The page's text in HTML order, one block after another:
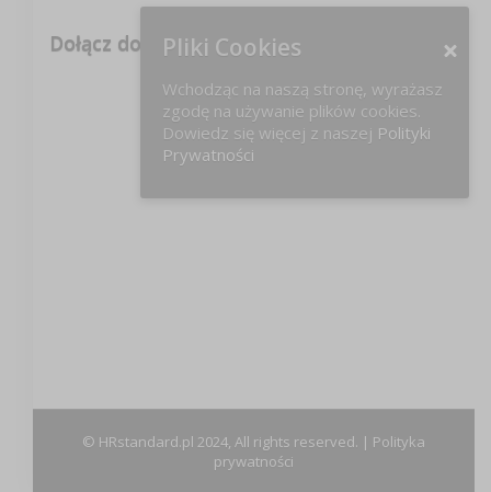
Dołącz do nas na FB!
© HRstandard.pl 2024, All rights reserved. | Polityka
prywatności
Pliki Cookies
Wchodząc na naszą stronę, wyrażasz
zgodę na używanie plików cookies.
Dowiedz się więcej z naszej Polityki
Prywatności